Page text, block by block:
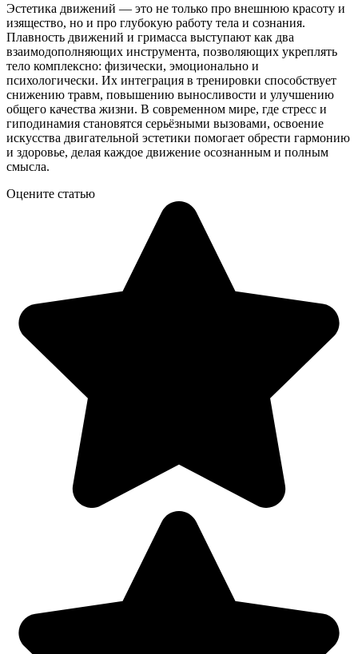
Эстетика движений — это не только про внешнюю красоту и
изящество, но и про глубокую работу тела и сознания.
Плавность движений и гримасса выступают как два
взаимодополняющих инструмента, позволяющих укреплять
тело комплексно: физически, эмоционально и
психологически. Их интеграция в тренировки способствует
снижению травм, повышению выносливости и улучшению
общего качества жизни. В современном мире, где стресс и
гиподинамия становятся серьёзными вызовами, освоение
искусства двигательной эстетики помогает обрести гармонию
и здоровье, делая каждое движение осознанным и полным
смысла.
Оцените статью